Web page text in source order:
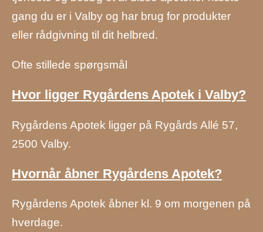
gang du er i Valby og har brug for produkter
eller rådgivning til dit helbred.
Ofte stillede spørgsmål
Hvor ligger Rygårdens Apotek i Valby?
Rygårdens Apotek ligger på Rygårds Allé 57,
2500 Valby.
Hvornår åbner Rygårdens Apotek?
Rygårdens Apotek åbner kl. 9 om morgenen på
hverdage.